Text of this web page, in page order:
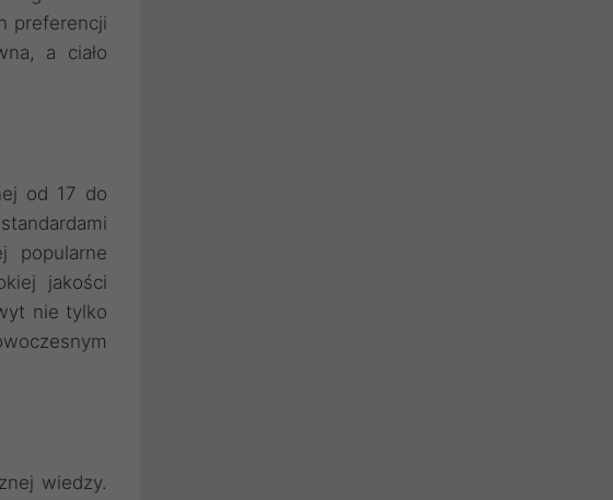
preferencji
a ciało
od 17 do
popularne
jakości
nie tylko
wiedzy.